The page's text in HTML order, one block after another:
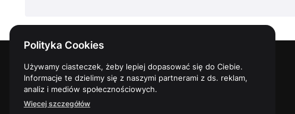
Krypto kasyna – kasyna online przyszłości
Polityka Cookies
Używamy ciasteczek, żeby lepiej dopasować się do Ciebie.
Informacje te dzielimy się z naszymi partnerami z ds. reklam,
analiz i mediów społecznościowych.
Więcej szczegółów